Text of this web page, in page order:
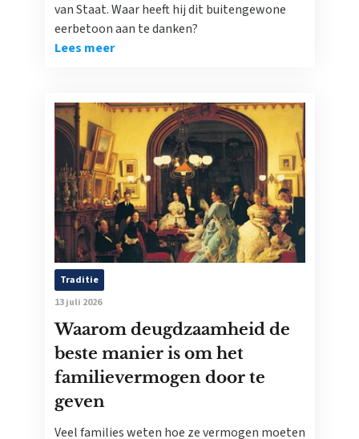
van Staat. Waar heeft hij dit buitengewone
eerbetoon aan te danken?
Lees meer
Traditie
13 juli 2026
Waarom deugdzaamheid de
beste manier is om het
familievermogen door te
geven
Veel families weten hoe ze vermogen moeten